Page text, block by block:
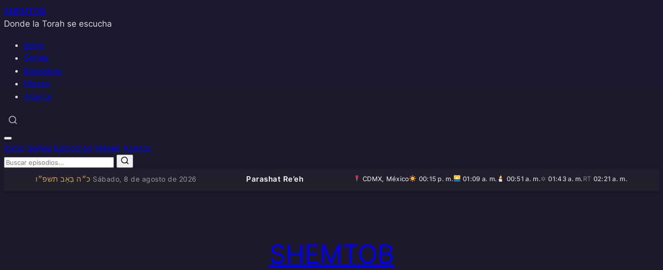
SHEMTOB
Donde la Torah se escucha
Inicio
Series
Episodios
Meses
Acerca
Inicio Series Episodios Meses Acerca
כ״ה בְּאָב תשפ״ו·Sábado, 8 de agosto de 2026 Parashat Re’eh CDMX, México 00:15 p. m. 01:09 a. m. 00:51 a. m.✡01:43 a. m.RT 02:21 a. m.
SHEMTOB